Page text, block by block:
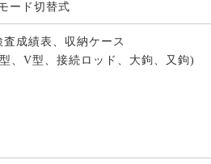
ード切替式
査成績表、収納ケース
、V型、接続ロッド、大鉤、又鉤)